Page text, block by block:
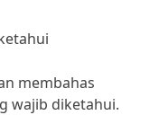
membahas
wajib diketahui.